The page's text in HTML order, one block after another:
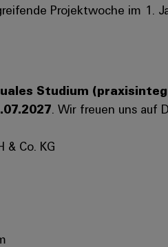
Projektwoche im 1.
Studium
. Wir freuen uns auf
& Co. KG